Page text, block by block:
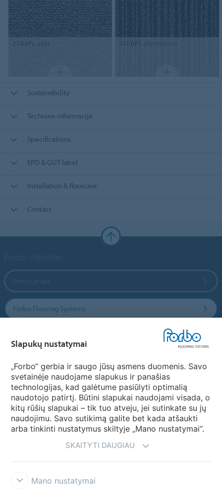
2104PL alloy 3100PL plasmatron
Sustainability
Techninė informacija
Specifications
EPD & GUT label
Installation & floorcare
Contact
Forbo Flooring Systems
Pasirinkti šalį
Pasirinkite savo šalį
Slapukų nustatymai
„Forbo“ gerbia ir saugo jūsų asmens duomenis. Savo
svetainėje naudojame slapukus ir panašias
technologijas, kad galėtume pasiūlyti optimalią
naudotojo patirtį. Būtini slapukai naudojami visada, o
kitų rūšių slapukai – tik tuo atveju, jei sutinkate su jų
naudojimu. Savo sutikimą galite bet kada atšaukti
arba tinkinti nustatymus skiltyje „Mano nustatymai“.
SKAITYTI DAUGIAU
Mano nustatymai